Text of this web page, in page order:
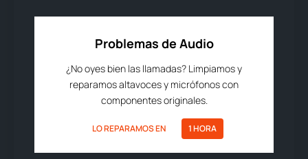
Problemas de Audio
¿No oyes bien las llamadas? Limpiamos y
reparamos altavoces y micrófonos con
componentes originales.
LO REPARAMOS EN 1 HORA